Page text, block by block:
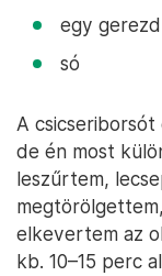
egy
só
A
de én most
leszűrtem,
elkevertem az
kb. 10–15 perc